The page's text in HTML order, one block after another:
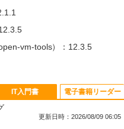
vm-tools）：12.3.5
IT入門書
更新日時：2026/08/09 06:05
電子書籍リーダー